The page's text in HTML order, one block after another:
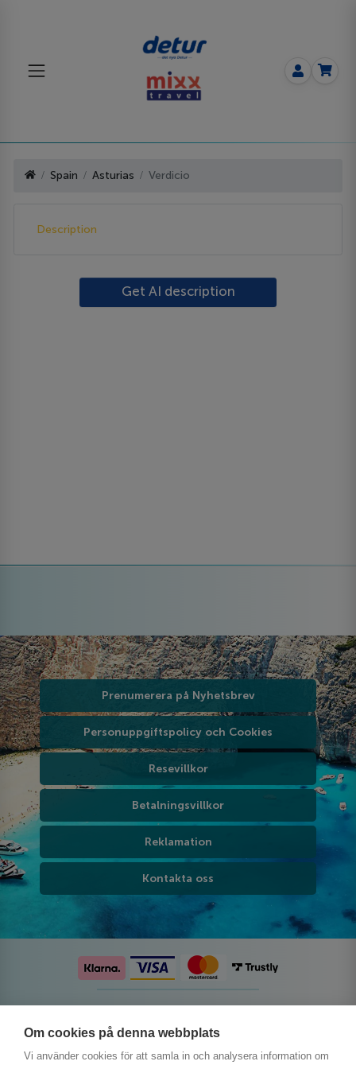
Om cookies på denna webbplats
Vi använder cookies för att samla in och analysera information om
Spain Asturias Verdicio
Description
Get AI description
Prenumerera på Nyhetsbrev
Personuppgiftspolicy och Cookies
Resevillkor
Betalningsvillkor
Reklamation
Kontakta oss